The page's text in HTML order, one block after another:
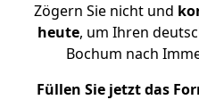
Zögern Sie nicht und
heute, um Ihren
Bochum nach
Füllen Sie jetzt das